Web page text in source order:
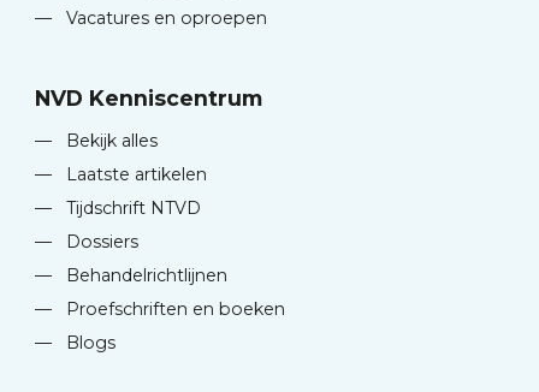
—
Vacatures en oproepen
NVD Kenniscentrum
—
Bekijk alles
—
Laatste artikelen
—
Tijdschrift NTVD
—
Dossiers
—
Behandelrichtlijnen
—
Proefschriften en boeken
—
Blogs